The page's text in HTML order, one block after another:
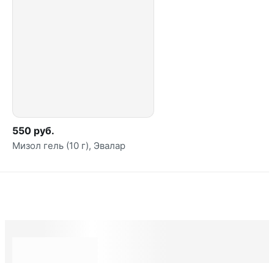
550 руб.
Мизол гель (10 г), Эвалар